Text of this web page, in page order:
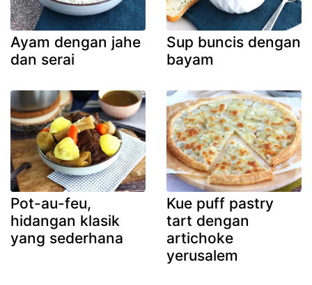
Ayam dengan jahe
dan serai
Sup buncis dengan
bayam
Pot-au-feu,
hidangan klasik
yang sederhana
Kue puff pastry
tart dengan
artichoke
yerusalem